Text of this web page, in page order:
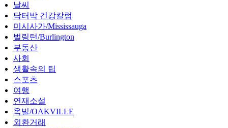
날씨
닥터박 건강칼럼
미시사가/Mississauga
벌링턴/Burlington
부동산
사회
생활속의 팁
스포츠
여행
연재소설
옥빌/OAKVILLE
외환거래